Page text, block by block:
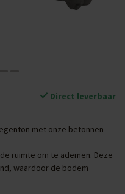
Direct leverbaar
met onze betonnen
ruimte om te ademen. Deze
waardoor de bodem